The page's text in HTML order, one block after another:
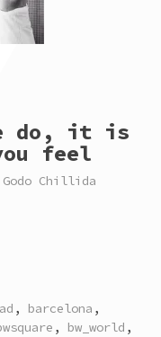
do, it is
feel
Godo Chillida
TAGGED
ad , barcelona ,
, bw_world ,